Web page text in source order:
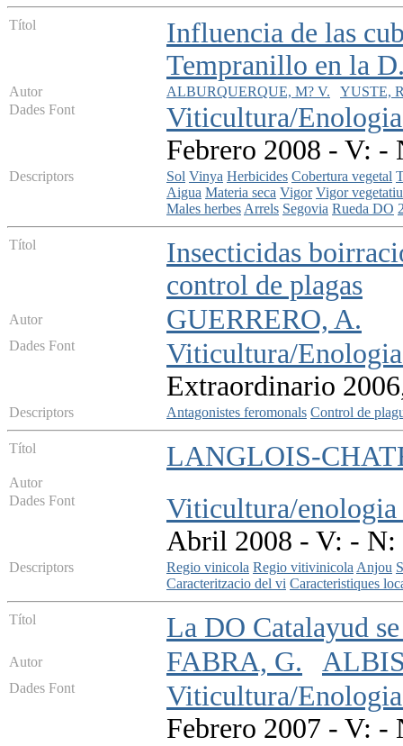
Títol
Influencia de las
Tempranillo en la
Autor ALBURQUERQUE, M? V.
YUSTE,
Dades Font
Viticultura/
Febrero 2008 - V: -
Descriptors Sol Vinya Herbicides Cobertura vegetal
Aigua Materia seca Vigor Vigor vegetatiu
Males herbesArrels Segovia Rueda DO
Títol
Insecticidas
control de plagas
Autor GUERRERO, A.
Dades Font
Viticultura/
Extraordinario
Descriptors Antagonistes feromonals Control de
Títol LANGLOIS-
Autor
Dades Font
Viticultura/enologia
Abril 2008 - V: - N:
Descriptors Regio vinicola Regio vitivinicolaAnjou
Caracteritzacio del vi Caracteristiques
Títol La DO Catalayud
Autor FABRA, G.
Dades Font
Viticultura/
Febrero 2007 - V: -